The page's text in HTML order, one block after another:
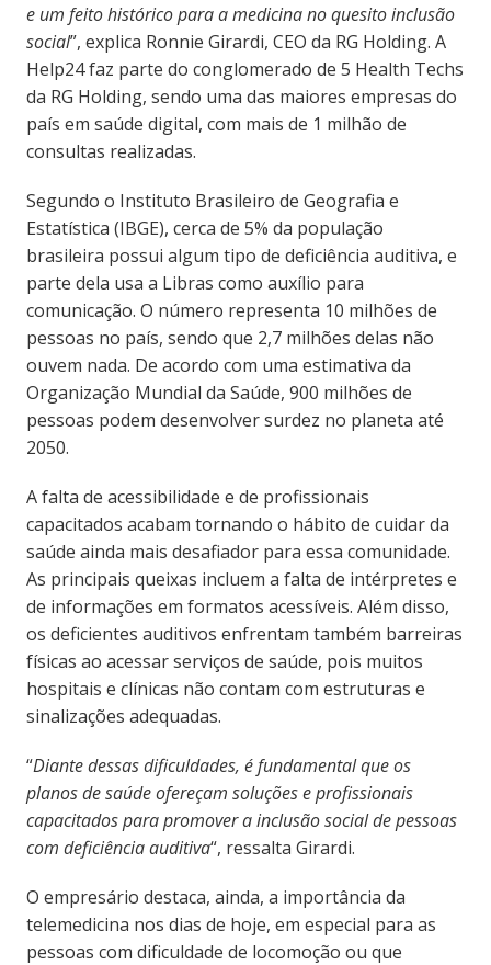
e um feito histórico para a medicina no quesito inclusão
social”, explica Ronnie Girardi, CEO da RG Holding. A
Help24 faz parte do conglomerado de 5 Health Techs
da RG Holding, sendo uma das maiores empresas do
país em saúde digital, com mais de 1 milhão de
consultas realizadas.
Segundo o Instituto Brasileiro de Geografia e
Estatística (IBGE), cerca de 5% da população
brasileira possui algum tipo de deficiência auditiva, e
parte dela usa a Libras como auxílio para
comunicação. O número representa 10 milhões de
pessoas no país, sendo que 2,7 milhões delas não
ouvem nada. De acordo com uma estimativa da
Organização Mundial da Saúde, 900 milhões de
pessoas podem desenvolver surdez no planeta até
2050.
A falta de acessibilidade e de profissionais
capacitados acabam tornando o hábito de cuidar da
saúde ainda mais desafiador para essa comunidade.
As principais queixas incluem a falta de intérpretes e
de informações em formatos acessíveis. Além disso,
os deficientes auditivos enfrentam também barreiras
físicas ao acessar serviços de saúde, pois muitos
hospitais e clínicas não contam com estruturas e
sinalizações adequadas.
“Diante dessas dificuldades, é fundamental que os
planos de saúde ofereçam soluções e profissionais
capacitados para promover a inclusão social de pessoas
com deficiência auditiva“, ressalta Girardi.
O empresário destaca, ainda, a importância da
telemedicina nos dias de hoje, em especial para as
pessoas com dificuldade de locomoção ou que